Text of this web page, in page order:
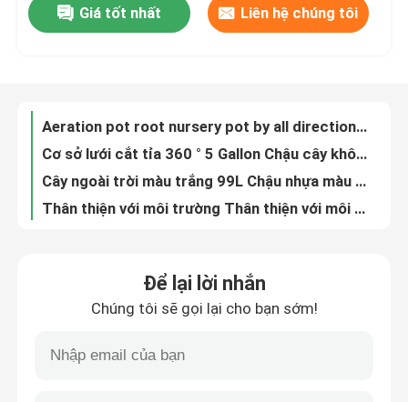
Kiểm soát chất lượng
Liên hệ với chúng tôi
Giá tốt nhất Liên hệ chúng tôi
Aeration root pot mall holes in the form of cones throughout the sides of the container
Thân thiện với môi trường Thân thiện với môi trường thông gió 0,5mm Nồi cắt tỉa rễ không khí PVC để gieo hạt
Convenient and eco-friendly pruning container root pot for wholesales
ISO9001 Chậu cây nhựa 50 Gallon Phát triển nhanh Thùng chứa rễ cây
big Plastic Gardening Pots Crops Planter are all made of pure PVC/HDPE
Để lại lời nhắn
Chúng tôi sẽ gọi lại cho bạn sớm!